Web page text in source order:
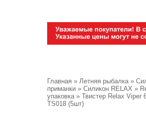
Главная » Летняя рыбалка»
приманки » Силикон RELAX »
упаковка» Твистер Relax Viper
TS018 (5шт)